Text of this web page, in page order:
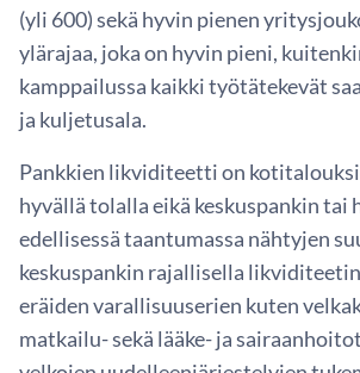
(yli 600) sekä hyvin pienen
ylärajaa, joka on hyvin pieni,
kamppailussa kaikki työtätekevät
ja kuljetusala.
Pankkien likviditeetti on
hyvällä tolalla eikä keskuspankin
edellisessä taantumassa nähtyjen
keskuspankin rajallisella
eräiden varallisuuserien kuten
matkailu- sekä lääke- ja